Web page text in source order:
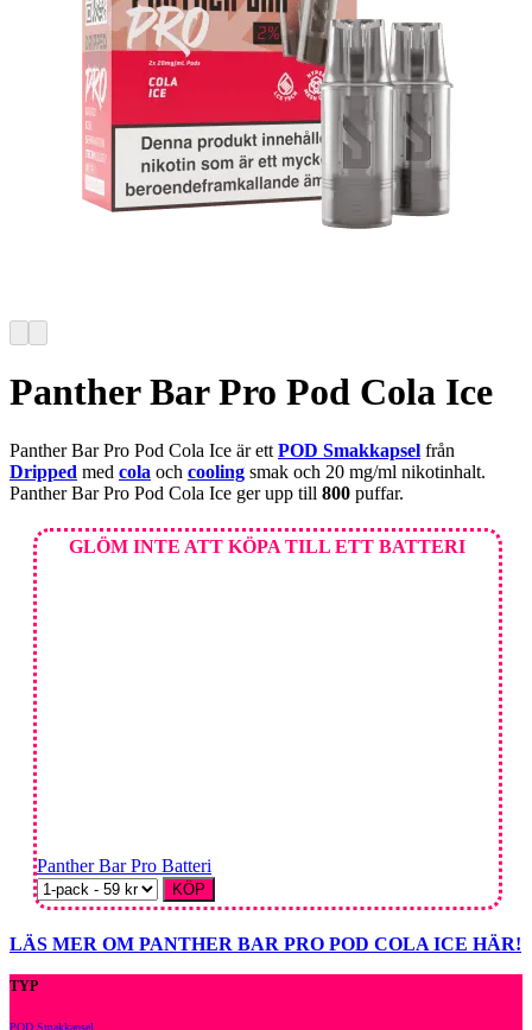
Panther Bar Pro Pod Cola Ice
Panther Bar Pro Pod Cola Ice är ett POD Smakkapsel från
Dripped med cola och cooling smak och 20 mg/ml nikotinhalt.
Panther Bar Pro Pod Cola Ice ger upp till 800 puffar.
GLÖM INTE ATT KÖPA TILL ETT BATTERI
Panther Bar Pro Batteri
KÖP
LÄS MER OM PANTHER BAR PRO POD COLA ICE HÄR!
TYP
POD Smakkapsel